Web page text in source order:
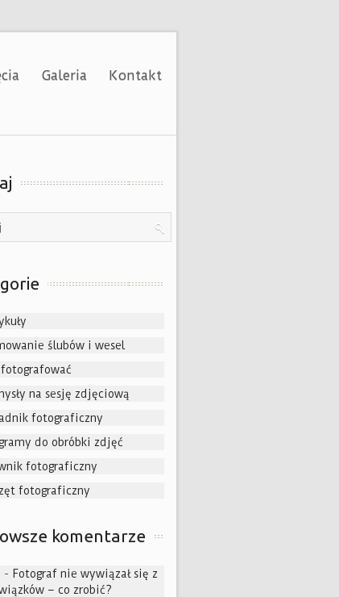
Galeria Kontakt
ślubów i wesel
fotografować
na sesję zdjęciową
fotograficzny
do obróbki zdjęć
fotograficzny
fotograficzny
komentarze
- Fotograf nie wywiązał się z
– co zrobić?